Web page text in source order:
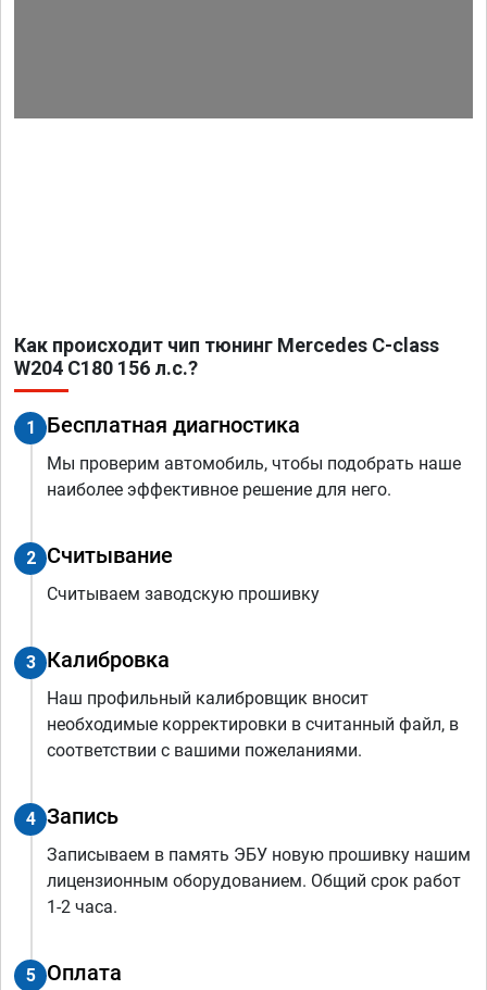
Как происходит чип тюнинг Mercedes C-class
W204 C180 156 л.с.?
1 Бесплатная диагностика
Мы проверим автомобиль, чтобы подобрать наше
наиболее эффективное решение для него.
2 Считывание
Считываем заводскую прошивку
3 Калибровка
Наш профильный калибровщик вносит
необходимые корректировки в считанный файл, в
соответствии с вашими пожеланиями.
4 Запись
Записываем в память ЭБУ новую прошивку нашим
лицензионным оборудованием. Общий срок работ
1-2 часа.
5 Оплата